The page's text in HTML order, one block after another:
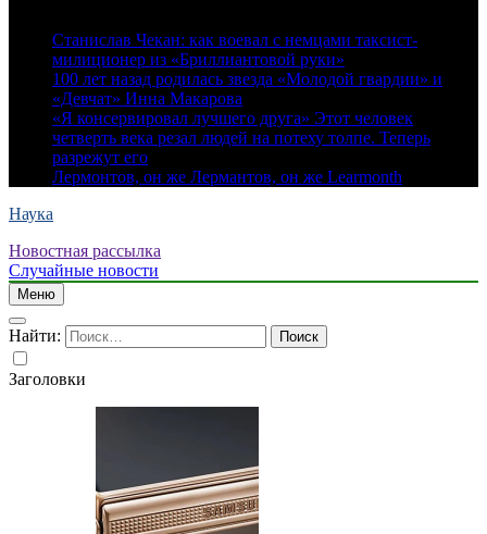
Станислав Чекан: как воевал с немцами таксист-
милиционер из «Бриллиантовой руки»
100 лет назад родилась звезда «Молодой гвардии» и
«Девчат» Инна Макарова
«Я консервировал лучшего друга» Этот человек
четверть века резал людей на потеху толпе. Теперь
разрежут его
Лермонтов, он же Лермантов, он же Learmonth
Наука
Новостная рассылка
Случайные новости
Меню
Найти:
Заголовки